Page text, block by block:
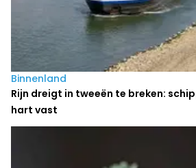
Binnenland
Rijn dreigt in tweeën te breken:
hart vast